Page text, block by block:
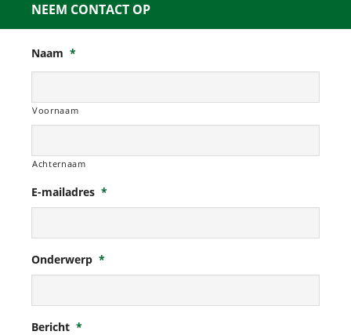
NEEM CONTACT OP
Naam *
Voornaam
Achternaam
E-mailadres *
Onderwerp *
Bericht *